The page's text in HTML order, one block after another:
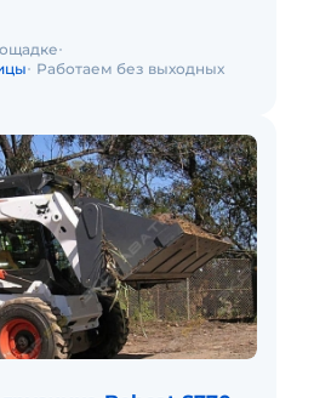
Работаем без выходных